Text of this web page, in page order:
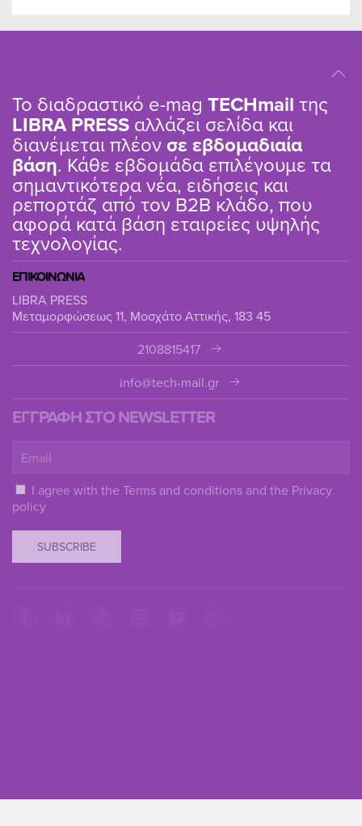
Το διαδραστικό e-mag TΕCHmail της
LIBRA PRESS αλλάζει σελίδα και
διανέμεται πλέον σε εβδομαδιαία
βάση. Κάθε εβδομάδα επιλέγουμε τα
σημαντικότερα νέα, ειδήσεις και
ρεπορτάζ από τον B2B κλάδο, που
αφορά κατά βάση εταιρείες υψηλής
τεχνολογίας.
ΕΠΙΚΟΙΝΩΝΙΑ
LIBRA PRESS
Μεταμορφώσεως 11, Μοσχάτο Αττικής, 183 45
2108815417
info@tech-mail.gr
ΕΓΓΡΑΦΗ ΣΤΟ NEWSLETTER
I agree with the Terms and conditions and the Privacy
policy
SUBSCRIBE